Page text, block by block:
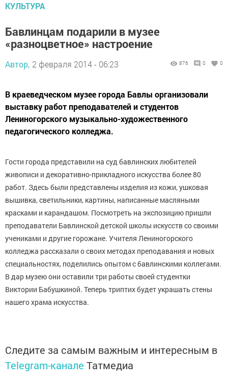
КУЛЬТУРА
Бавлинцам подарили в музее
«разноцветное» настроение
Автор, 2 февраля 2014 - 06:23 876 0 0
В краеведческом музее города Бавлы организовали
выставку работ преподавателей и студентов
Лениногорского музыкально-художественного
педагогического колледжа.
Гости города представили на суд бавлинских любителей
живописи и декоративно-прикладного искусства более 80
работ. Здесь были представлены изделия из кожи, ушковая
вышивка, светильники, картины, написанные масляными
красками и карандашом. Посмотреть на экспозицию пришли
преподаватели Бавлинской детской школы искусств со своими
учениками и другие горожане. Учителя Лениногорского
колледжа рассказали о своих методах преподавания и новых
специальностях, поделились опытом с бавлинскими коллегами.
В дар музею они оставили три работы своей студентки
Виктории Бабушкиной. Теперь триптих будет украшать стены
нашего храма искусства.
Следите за самым важным и интересным в
Telegram-канале Татмедиа